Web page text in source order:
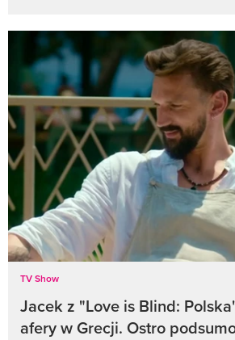
TV Show
Jacek z "Love is Blind:
afery w Grecji. Ostro